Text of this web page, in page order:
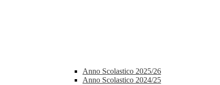
Anno Scolastico 2025/26
Anno Scolastico 2024/25